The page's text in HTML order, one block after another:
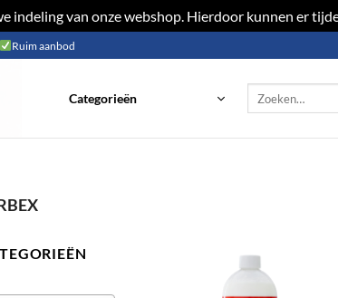
indeling van onze webshop. Hierdoor kunnen er
Ruim aanbod
Categorieën